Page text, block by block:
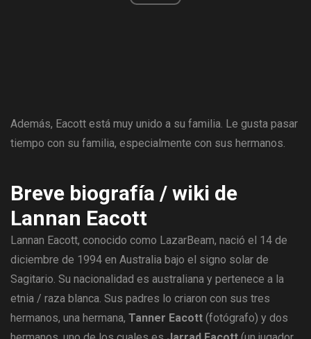
Además, Eacott está muy unido a su familia. Le gusta pasar
tiempo con su familia, especialmente con sus hermanos.
Breve biografía / wiki de
Lannan Eacott
Lannan Eacott, conocido como LazarBeam, nació el 14 de
diciembre de 1994 en Australia bajo el signo solar de
Sagitario. Su nacionalidad es australiana y pertenece a la
etnia / raza blanca. Sus padres lo criaron con sus tres
hermanos, una hermana, Tanner Eacott (fotógrafo) y dos